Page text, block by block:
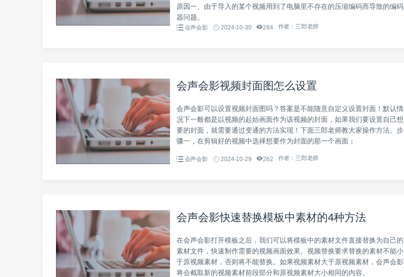
原因一、由于导入的某个视频用到了电脑里不存在的压缩编码而导致的编码
器问题。
会声会影 2024-10-30 284 作者：三郎老师
会声会影视频封面图怎么设置
会声会影可以设置视频封面图吗？答案是不能随意自定义设置封面！默认情
况下一般都是以视频的起始画面作为该视频的封面，如果我们要设置自己想
要的封面，就需要通过变通的方法实现！下面三郎老师教大家操作方法。步
骤一，在剪辑好的视频中选择想要作为封面的那一个画面；
会声会影 2024-10-29 262 作者：三郎老师
会声会影快速替换模板中素材的4种方法
在会声会影打开模板之后，我们可以将模板中的素材文件直接替换为自己的
素材文件，快速制作需要的视频画面效果。视频替换要求替换的素材不能小
于原视频素材，否则将不能替换。如果视频素材大于原视频素材，会声会影
将会截取新的视频素材前段部分和原视频素材大小相同的内容。